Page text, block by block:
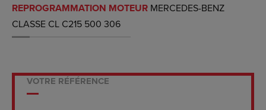
REPROGRAMMATION MOTEUR MERCEDES-BENZ
CLASSE CL C215 500 306
VOTRE RÉFÉRENCE